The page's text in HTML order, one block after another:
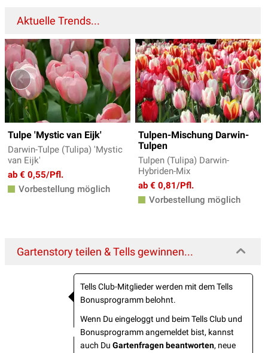
Aktuelle Trends...
Tulpe 'Mystic van Eijk'
Darwin-Tulpe (Tulipa) 'Mystic
van Eijk'
ab € 0,55/Pfl.
Vorbestellung möglich
Tulpen-Mischung Darwin-
Tulpen
Tulpen (Tulipa) Darwin-
Hybriden-Mix
ab € 0,81/Pfl.
Vorbestellung möglich
Gartenstory teilen & Tells gewinnen...
Tells Club-Mitglieder werden mit dem Tells
Bonusprogramm belohnt.
Wenn Du eingeloggt und beim Tells Club und
Bonusprogramm angemeldet bist, kannst
auch Du Gartenfragen beantworten, neue